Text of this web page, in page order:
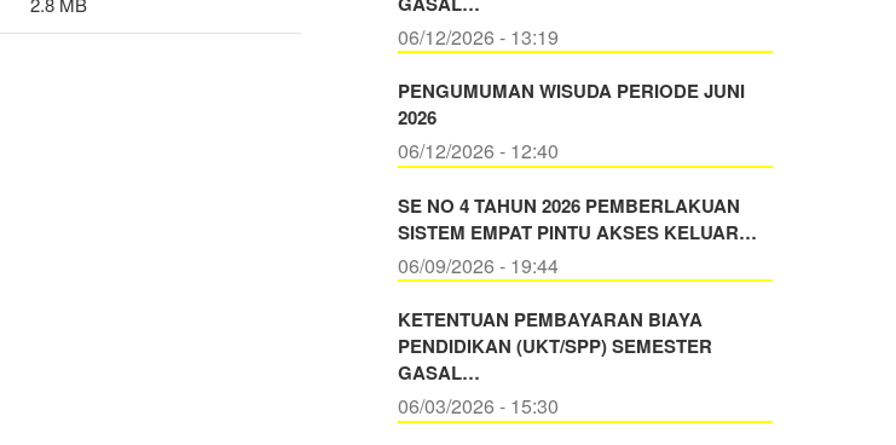
06/12/2026 - 13:19
PENGUMUMAN WISUDA PERIODE JUNI
2026
06/12/2026 - 12:40
SE NO 4 TAHUN 2026 PEMBERLAKUAN
SISTEM EMPAT PINTU AKSES KELUAR…
06/09/2026 - 19:44
KETENTUAN PEMBAYARAN BIAYA
PENDIDIKAN (UKT/SPP) SEMESTER
GASAL…
06/03/2026 - 15:30